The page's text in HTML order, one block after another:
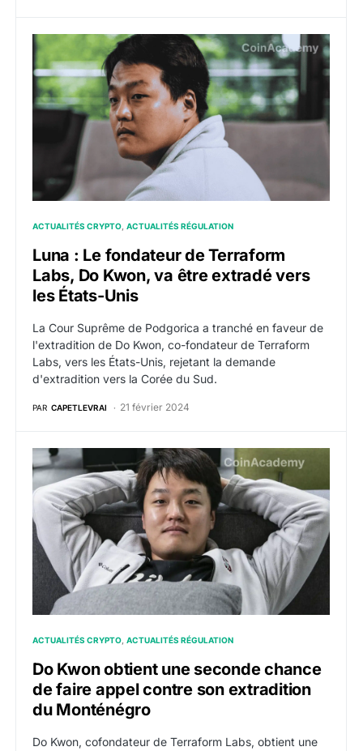
Luna : Le fondateur de Terraform Labs, Do Kwon, va
ACTUALITÉS CRYPTO ACTUALITÉS RÉGULATION
Luna : Le fondateur de Terraform
Labs, Do Kwon, va être extradé vers
les États-Unis
La Cour Suprême de Podgorica a tranché en faveur de
l'extradition de Do Kwon, co-fondateur de Terraform
Labs, vers les États-Unis, rejetant la demande
d'extradition vers la Corée du Sud.
PAR CAPETLEVRAI 21 février 2024
Do Kwon obtient une seconde chance de faire
ACTUALITÉS CRYPTO ACTUALITÉS RÉGULATION
Do Kwon obtient une seconde chance
de faire appel contre son extradition
du Monténégro
Do Kwon, cofondateur de Terraform Labs, obtient une